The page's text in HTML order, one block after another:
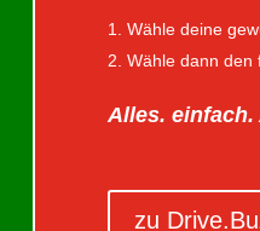
Wähle deine
Wähle dann den
Alles. einfach.
zu